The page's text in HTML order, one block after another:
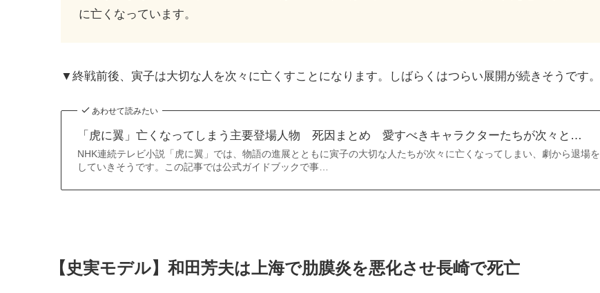
に亡くなっています。
▼終戦前後、寅子は大切な人を次々に亡くすことになります。しばらくはつらい展開が続きそうです。
あわせて読みたい
「虎に翼」亡くなってしまう主要登場人物 死因まとめ 愛すべきキャラクターたちが次々と…
NHK連続テレビ小説「虎に翼」では、物語の進展とともに寅子の大切な人たちが次々に亡くなってしまい、劇から退場を
していきそうです。この記事では公式ガイドブックで事…
【史実モデル】和田芳夫は上海で肋膜炎を悪化させ長崎で死亡